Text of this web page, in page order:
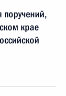
поручений,
крае